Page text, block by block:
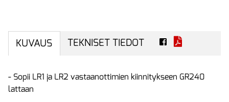
KUVAUS TEKNISET TIEDOT
- Sopii LR1 ja LR2 vastaanottimien kiinnitykseen GR240
lattaan